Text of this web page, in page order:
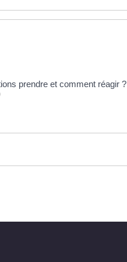
prendre et comment réagir ?